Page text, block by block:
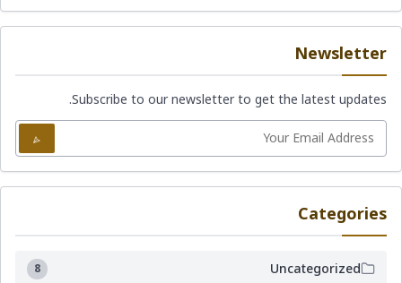
Newsletter
Subscribe to our newsletter to get the latest updates.
Categories
Uncategorized
8